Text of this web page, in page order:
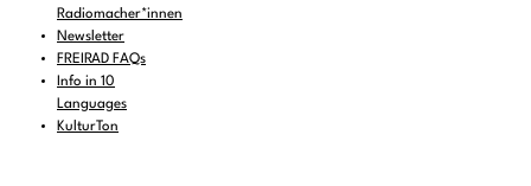
Radiomacher*innen
Newsletter
FREIRAD FAQs
Info in 10
Languages
KulturTon